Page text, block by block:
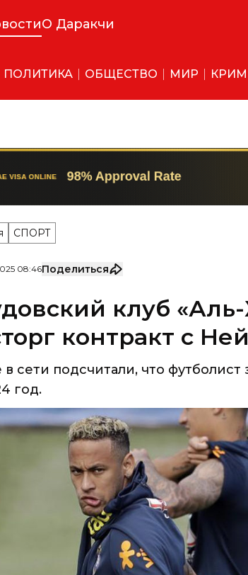
О Даракчи
ПОЛИТИКА ОБЩЕСТВО МИР
СПОРТ
клуб «Аль-
контракт с
сети подсчитали, что футболист
год.